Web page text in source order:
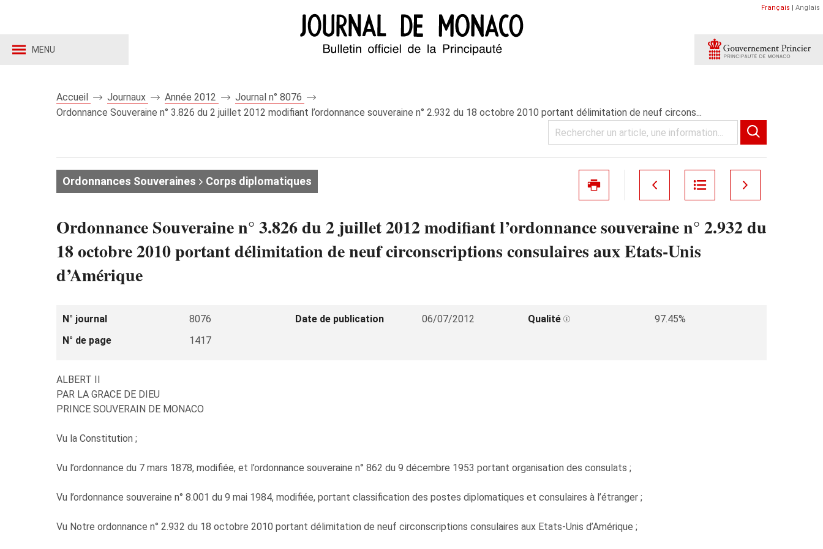
MENU
Français | Anglais
Accueil Journaux Année 2012
Journal n° 8076
Ordonnance Souveraine n° 3.826 du 2 juillet 2012 modifiant l’ordonnance souveraine n° 2.932 du 18 octobre 2010 portant délimitation de neuf circons...
Ordonnances Souveraines Corps diplomatiques
Ordonnance Souveraine n° 3.826 du 2 juillet 2012 modifiant l’ordonnance souveraine n° 2.932 du
18 octobre 2010 portant délimitation de neuf circonscriptions consulaires aux Etats-Unis
d’Amérique
N° journal 8076 Date de publication 06/07/2012 Qualité
97.45%
N° de page
1417
ALBERT II
PAR LA GRACE DE DIEU
PRINCE SOUVERAIN DE MONACO
Vu la Constitution ;
Vu l’ordonnance du 7 mars 1878, modifiée, et l’ordonnance souveraine n° 862 du 9 décembre 1953 portant organisation des consulats ;
Vu l’ordonnance souveraine n° 8.001 du 9 mai 1984, modifiée, portant classification des postes diplomatiques et consulaires à l’étranger ;
Vu Notre ordonnance n° 2.932 du 18 octobre 2010 portant délimitation de neuf circonscriptions consulaires aux Etats-Unis d’Amérique ;